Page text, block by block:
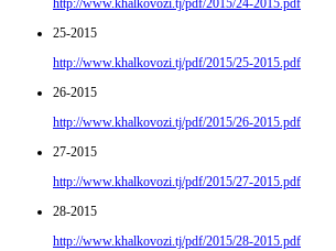
http://www.khalkovozi.tj/pdf/2015/24-2015.pdf
25-2015
http://www.khalkovozi.tj/pdf/2015/25-2015.pdf
26-2015
http://www.khalkovozi.tj/pdf/2015/26-2015.pdf
27-2015
http://www.khalkovozi.tj/pdf/2015/27-2015.pdf
28-2015
http://www.khalkovozi.tj/pdf/2015/28-2015.pdf